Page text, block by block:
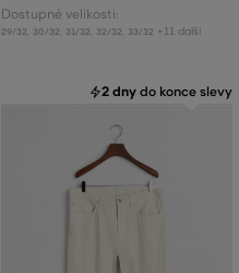
Dostupné velikosti:
29/32 30/32 31/32 32/32 33/32 +11 další
2 dny do konce slevy